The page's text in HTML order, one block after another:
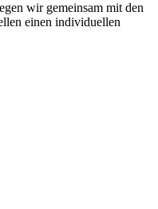
wir gemeinsam mit den
einen individuellen